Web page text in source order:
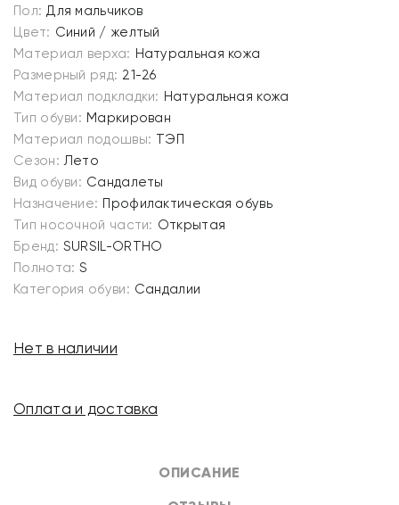
ОПИСАНИЕ
Пол: Для мальчиков
Цвет: Синий / желтый
Материал верха: Натуральная кожа
Размерный ряд: 21-26
Материал подкладки: Натуральная кожа
Тип обуви: Маркирован
Материал подошвы: ТЭП
Сезон: Лето
Вид обуви: Сандалеты
Назначение: Профилактическая обувь
Тип носочной части: Открытая
Бренд: SURSIL-ORTHO
Полнота: S
Категория обуви: Сандалии
Нет в наличии
Оплата и доставка